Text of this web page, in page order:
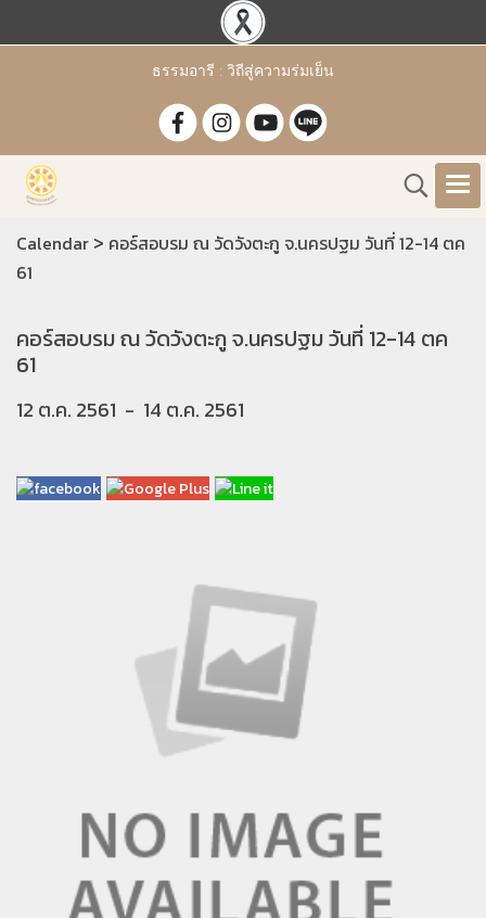
ธรรมอารี : วิถีสู่ความร่มเย็น
Calendar > คอร์สอบรม ณ วัดวังตะกู จ.นครปฐม วันที่ 12-14 ตค
61
คอร์สอบรม ณ วัดวังตะกู จ.นครปฐม วันที่ 12-14 ตค
61
12 ต.ค. 2561 - 14 ต.ค. 2561